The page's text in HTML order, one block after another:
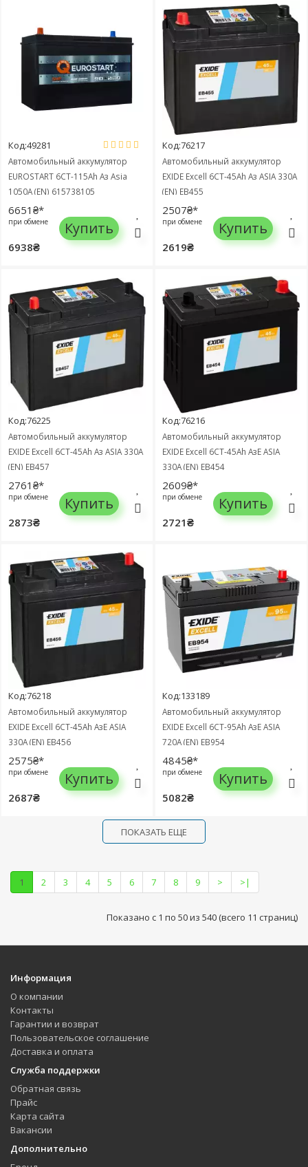
Код:49281
Автомобильный аккумулятор
EUROSTART 6СТ-115Ah Аз Asia
1050A (EN) 615738105
6651₴*
при обмене
6938₴
Купить
Код:76217
Автомобильный аккумулятор
EXIDE Excell 6СТ-45Ah Аз ASIA 330A
(EN) EB455
2507₴*
при обмене
2619₴
Купить
Код:76225
Автомобильный аккумулятор
EXIDE Excell 6СТ-45Ah Аз ASIA 330A
(EN) EB457
2761₴*
при обмене
2873₴
Купить
Код:76216
Автомобильный аккумулятор
EXIDE Excell 6СТ-45Ah АзЕ ASIA
330A (EN) EB454
2609₴*
при обмене
2721₴
Купить
Код:76218
Автомобильный аккумулятор
EXIDE Excell 6СТ-45Ah АзЕ ASIA
330A (EN) EB456
2575₴*
при обмене
2687₴
Купить
Код:133189
Автомобильный аккумулятор
EXIDE Excell 6СТ-95Ah АзЕ ASIA
720A (EN) EB954
4845₴*
при обмене
5082₴
Купить
ПОКАЗАТЬ ЕЩЕ
1 2 3 4 5 6 7 8 9 > >|
Показано с 1 по 50 из 540 (всего 11 страниц)
Информация
О компании
Контакты
Гарантии и возврат
Пользовательское соглашение
Доставка и оплата
Служба поддержки
Обратная связь
Прайс
Карта сайта
Вакансии
Дополнительно